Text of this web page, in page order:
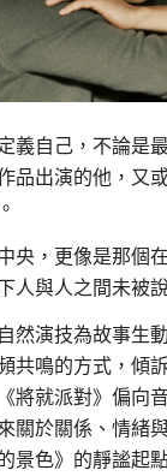
義自己，不論是
品出演的他，又
央，更像是那個
人與人之間未被
然演技為故事生
共鳴的方式，傾
將就派對》偏向
關於關係、情緒
景色》的靜謐起